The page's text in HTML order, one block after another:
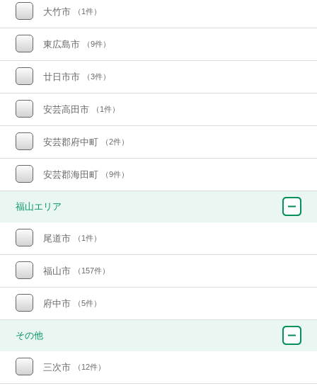
大竹市 （1件）
東広島市 （9件）
廿日市市 （3件）
安芸高田市 （1件）
安芸郡府中町 （2件）
安芸郡海田町 （9件）
福山エリア
尾道市 （1件）
福山市 （157件）
府中市 （5件）
その他
三次市 （12件）